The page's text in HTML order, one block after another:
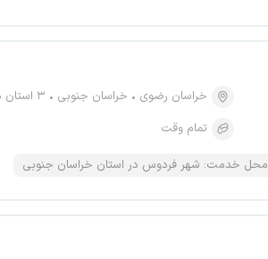
خراسان رضوی خراسان جنوبی
۳ استان دیگر
تمام وقت
محل خدمت: شهر فردوس در استان خراسان جنوبی